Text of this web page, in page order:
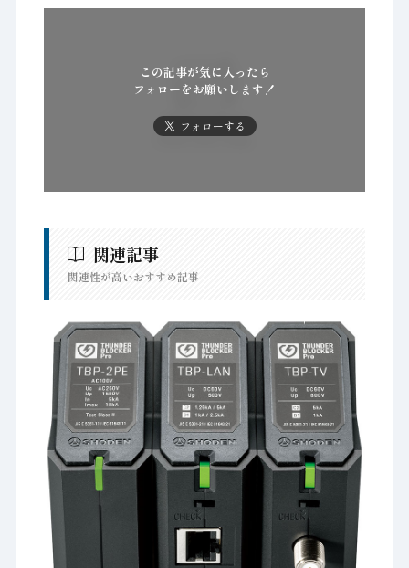
この記事が気に入ったら
フォローをお願いします！
フォローする
関連記事
関連性が高いおすすめ記事